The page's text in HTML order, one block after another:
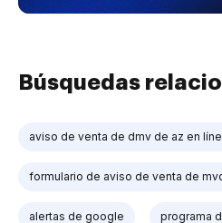
Búsquedas
aviso de venta de dmv de az en
formulario de aviso de venta de
alertas de google programa